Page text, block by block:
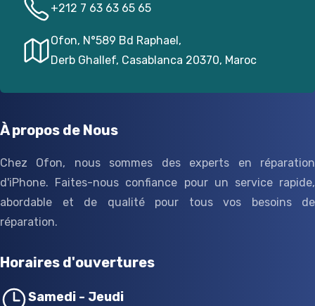
+212 7 63 63 65 65
Ofon, N°589 Bd Raphael,
Derb Ghallef, Casablanca 20370, Maroc
À propos de Nous
Chez Ofon, nous sommes des experts en réparation
d'iPhone. Faites-nous confiance pour un service rapide,
abordable et de qualité pour tous vos besoins de
réparation.
Horaires d'ouvertures
Samedi - Jeudi